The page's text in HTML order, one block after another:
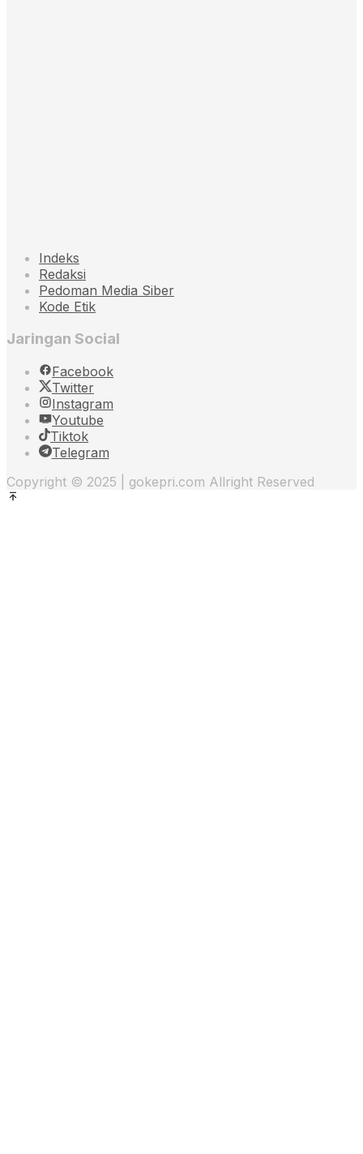
Indeks
Redaksi
Pedoman Media Siber
Kode Etik
Jaringan Social
Facebook
Twitter
Instagram
Youtube
Tiktok
Telegram
Copyright © 2025 | gokepri.com Allright Reserved